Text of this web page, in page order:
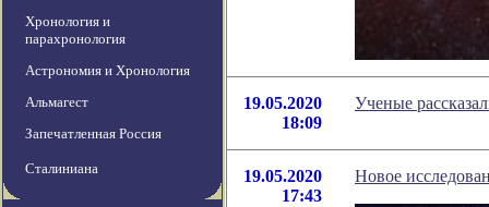
Хронология и
парахронология
Астрономия и Хронология
Альмагест
Запечатленная Россия
Сталиниана
19.05.2020
18:09
Ученые
19.05.2020
17:43
Новое